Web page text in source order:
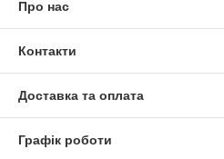
Про нас
Контакти
Доставка та оплата
Графік роботи